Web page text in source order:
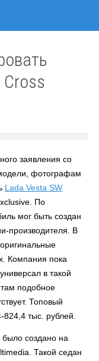
заявления со
фотографам
Lada Vesta SW
По
мог быть создан
производителя. В
Компания пока
в такой
там подобное
Топовый
824,4 тыс. рублей.
создано на
Такой седан